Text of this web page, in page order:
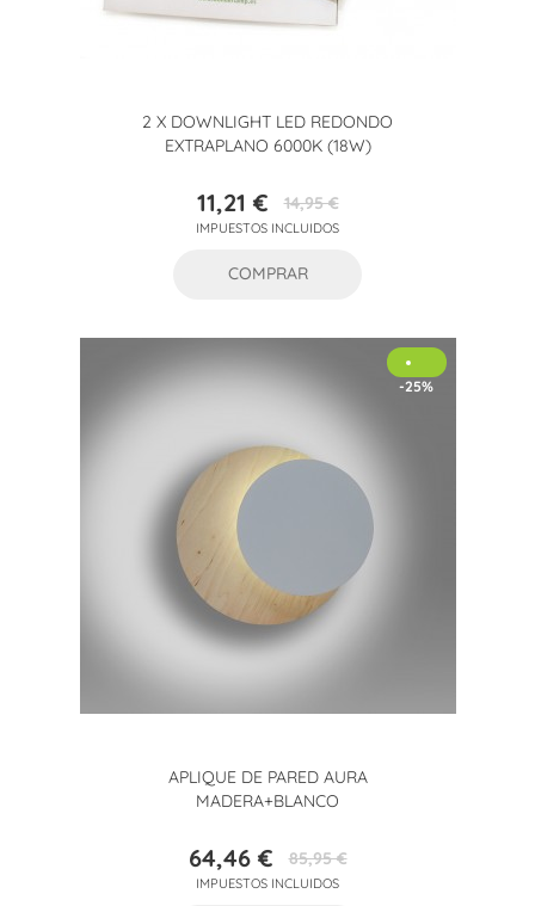
2 X DOWNLIGHT LED REDONDO
EXTRAPLANO 6000K (18W)
Precio
11,21 €Precio
base
14,95 €
IMPUESTOS INCLUIDOS
COMPRAR
APLIQUE DE PARED AURA
MADERA+BLANCO
Precio
64,46 €Precio
base
85,95 €
IMPUESTOS INCLUIDOS
-25%